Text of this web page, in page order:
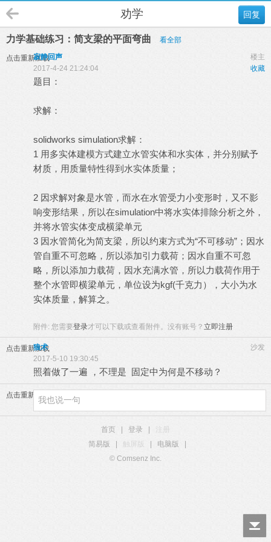
回复
劝学
力学基础练习：简支梁的平面弯曲 看全部
点击重新加载 楼主
寂静回声
收藏
2017-4-24 21:24:04
题目：
求解：
solidworks simulation求解：
1 用多实体建模方式建立水管实体和水实体，并分别赋予
材质，用质量特性得到水实体质量；
2 因求解对象是水管，而水在水管受力小变形时，又不影
响变形结果，所以在simulation中将水实体排除分析之外，
并将水管实体变成横梁单元
3 因水管简化为简支梁，所以约束方式为“不可移动”；因水
管自重不可忽略，所以添加引力载荷；因水自重不可忽
略，所以添加力载荷，因水充满水管，所以力载荷作用于
整个水管即横梁单元，单位设为kgf(千克力），大小为水
实体质量，解算之。
附件: 您需要登录才可以下载或查看附件。没有账号？ 立即注册
点击重新加载 沙发
狼术
2017-5-10 19:30:45
照着做了一遍 ，不理是 固定中为何是不移动？
点击重新加载
首页 登录
简易版
触屏版 电脑版
© Comsenz Inc.